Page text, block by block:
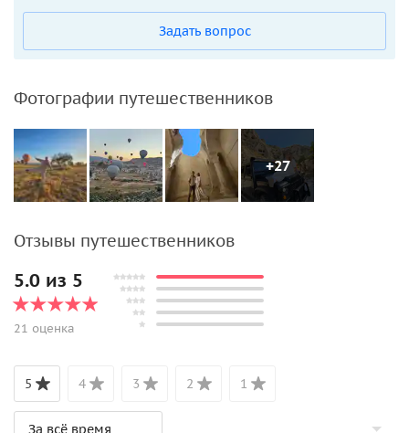
Задать вопрос
Фотографии путешественников
+27
Отзывы путешественников
5.0 из 5
21 оценка
5 4 3 2 1